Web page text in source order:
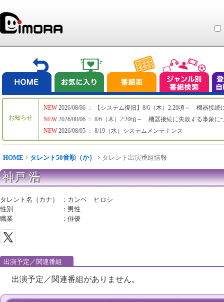
お知らせ
NEW
NEW
NEW
2026/08/06 ： 【システム復旧】8/6（木）2:20頃～ 機器接続
2026/08/06 ： 8/6（木）2:20頃～ 機器接続に失敗する事象に
2026/08/05 ： 8/19（水）システムメンテナンス
HOME > タレント50音順（か） > タレント出演番組情報
神戸 浩
タレント名（カナ） ： カンベ ヒロシ
性別
： 男性
職業
：俳優
出演予定／関連番組
出演予定／関連番組がありません。